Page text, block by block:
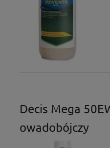
Decis Mega
owadobójczy